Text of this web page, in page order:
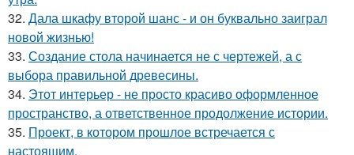
32. Дала шкафу второй шанс - и он буквально заиграл
новой жизнью!
33. Создание стола начинается не с чертежей, а с
выбора правильной древесины.
34. Этот интерьер - не просто красиво оформленное
пространство, а ответственное продолжение истории.
35. Проект, в котором прошлое встречается с
настоящим.